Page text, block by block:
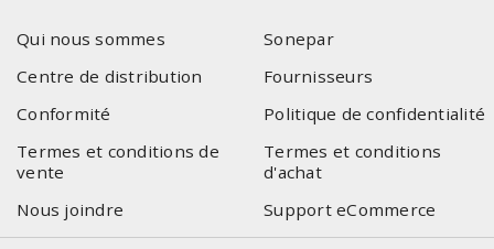
Qui nous sommes
Sonepar
Centre de distribution
Fournisseurs
Conformité
Politique de confidentialité
Termes et conditions de
vente
Termes et conditions
d'achat
Nous joindre
Support eCommerce